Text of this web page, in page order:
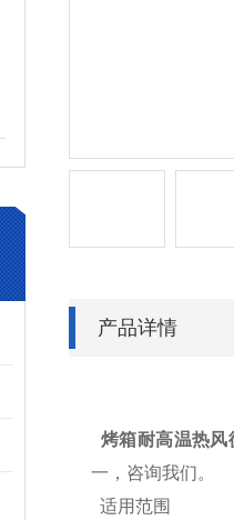
产品详情
烤箱耐高温热风
一，咨询我们。
适用范围